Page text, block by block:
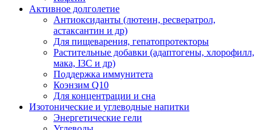
Активное долголетие
Антиоксиданты (лютеин, ресвератрол,
астаксантин и др)
Для пищеварения, гепатопротекторы
Растительные добавки (адаптогены, хлорофилл,
мака, I3C и др)
Поддержка иммунитета
Коэнзим Q10
Для концентрации и сна
Изотонические и углеводные напитки
Энергетические гели